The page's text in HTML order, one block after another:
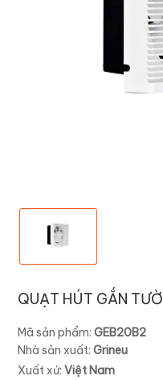
QUẠT HÚT GẮN
Mã sản phẩm: GEB20B2
Nhà sản xuất: Grineu
Xuất xứ: Việt Nam